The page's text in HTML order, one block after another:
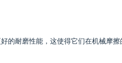
的耐磨性能，这使得它们在机械摩